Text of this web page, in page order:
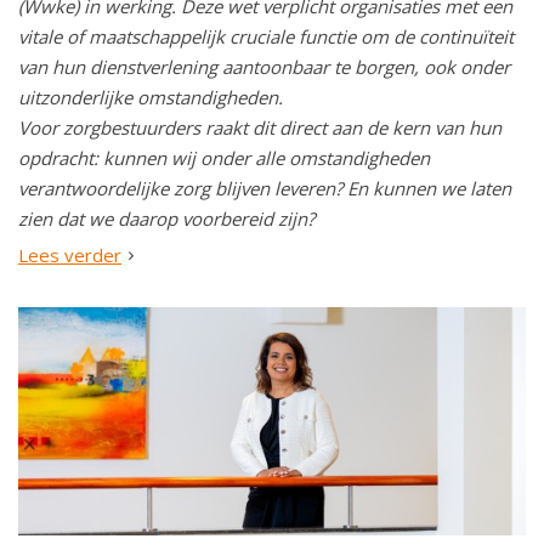
(Wwke) in werking. Deze wet verplicht organisaties met een
vitale of maatschappelijk cruciale functie om de continuïteit
van hun dienstverlening aantoonbaar te borgen, ook onder
uitzonderlijke omstandigheden.
Voor zorgbestuurders raakt dit direct aan de kern van hun
opdracht: kunnen wij onder alle omstandigheden
verantwoordelijke zorg blijven leveren? En kunnen we laten
zien dat we daarop voorbereid zijn?
Lees verder